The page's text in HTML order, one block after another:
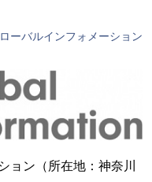
ーバルインフォメーション
ョン（所在地：神奈川